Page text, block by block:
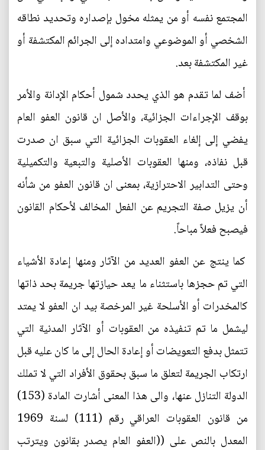
المجتمع نفسه أو من يمثله مخول بإصداره وتحديد نطاقه
الشخصي أو الموضوعي وامتداده إلى الجرائم المكتشفة أو
غير المكتشفة بعد.
أضف لما تقدم هو الذي يحدد شمول أحكام الإدانة والأمر
بوقف الإجراءات الجزائية، والأصل ان قانون العفو العام
يفضي إلى إلغاء العقوبات الجزائية التي سبق ان صدرت
قبل نفاذه، ومنها العقوبات الأصلية والتبعية والتكميلية
وحتى التدابير الاحترازية، بمعنى ان قانون العفو من شأنه
أن يزيل صفة التجريم عن الفعل المخالف لأحكام القانون
فيصبح فعلاً مباحاً.
كما ينتج عن العفو العديد من الآثار ومنها إعادة الأشياء
التي تم حجزها باستثناء ما يعد حيازتها جريمة بحد ذاتها
كالمخدرات أو الأسلحة غير المرخصة بيد ان العفو لا يمتد
ليشمل ما تم تنفيذه من العقوبات أو الآثار المدنية التي
تتمثل بدفع التعويضات أو إعادة الحال إلى ما كان عليه قبل
ارتكاب الجريمة لتعلق ما سبق بحقوق الأفراد التي لا تملك
الدولة التنازل عنها، والى هذا المعنى أشارت المادة (153)
من قانون العقوبات العراقي رقم (111) لسنة 1969
المعدل بالنص على ((العفو العام يصدر بقانون ويترتب